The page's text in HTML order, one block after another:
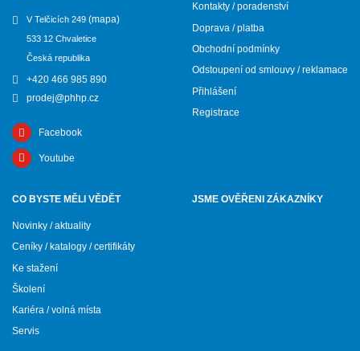
V Telčicích 249 (mapa)
533 12 Chvaletice
Česká republika
+420 466 985 890
prodej@phhp.cz
Facebook
Youtube
Kontakty / poradenství
Doprava / platba
Obchodní podmínky
Odstoupení od smlouvy / reklamace
Přihlášení
Registrace
CO BYSTE MĚLI VĚDĚT
Novinky / aktuality
Ceníky / katalogy / certifikáty
Ke stažení
Školení
Kariéra / volná místa
Servis
JSME OVĚŘENI ZÁKAZNÍKY